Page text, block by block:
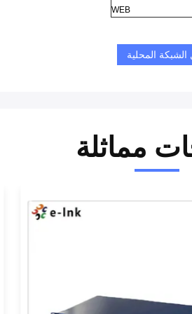
WEB
مماثلة